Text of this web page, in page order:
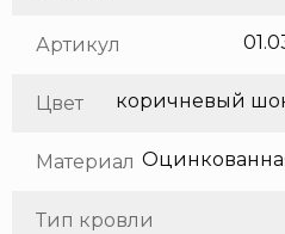
Артикул
Цвет коричневый
Материал
Тип кровли